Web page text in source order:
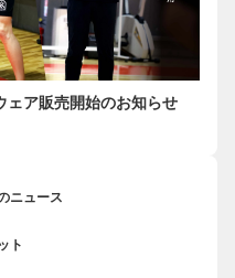
ェア販売開始のお知らせ
ニュース
ト